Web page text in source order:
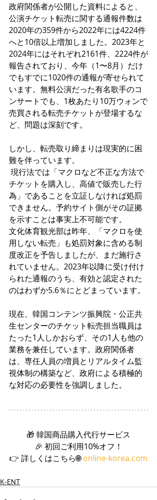
政府関係者が公開した資料によると、
公演チケット転売に関する通報件数は
2020年の359件から2022年には4224件
へと10倍以上増加しました。2023年と
2024年にはそれぞれ2161件、2224件が
報告されており、今年（1〜8月）だけ
でもすでに1020件の通報が寄せられて
います。無料公演だった有名歌手のコ
ンサートでも、1枚あたり10万ウォンで
売買される転売チケットが登場するな
ど、問題は深刻です。
しかし、転売取り締まりは現実的に困
難を伴っています。
チケットを購入し、高値で販売した行
為」であることを立証しなければ処罰
できません。予約サイト側がその証拠
を示すことは事実上不可能です。
文化体育観光部は昨年、「マクロを使
用しない転売」も処罰対象に含める制
度改正を予告しましたが、まだ施行さ
れていません。2023年以降に受け付け
られた通報のうち、有効と認定された
のはわずか5.6％にとどまっています。
現在、韓国コンテンツ振興院・公正共
生センターのチケット転売担当職員は
たった1人しかおらず、その1人も他の
業務を兼任しています。政府関係者
は、専任人員の増員とリアルタイム監
視体制の構築など、政府による積極的
な対応の必要性を強調しました。
🎁 韓国商品購入代行サービス
🎉 初回ご利用10%オフ！
👉 詳しくはこちら🌐 online-korea.com
K-ENT